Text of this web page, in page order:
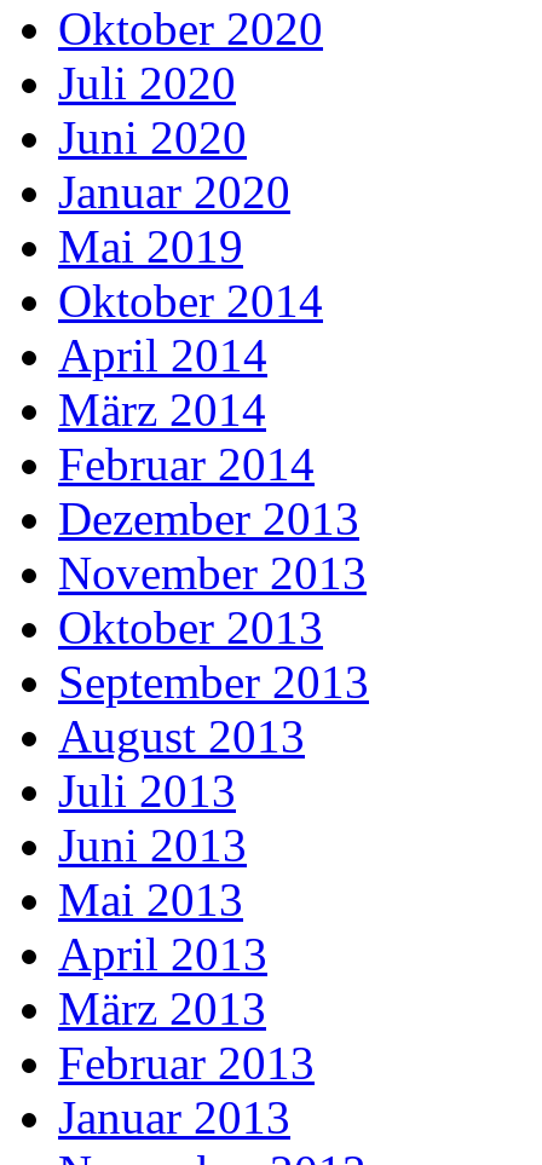
Oktober 2020
Juli 2020
Juni 2020
Januar 2020
Mai 2019
Oktober 2014
April 2014
März 2014
Februar 2014
Dezember 2013
November 2013
Oktober 2013
September 2013
August 2013
Juli 2013
Juni 2013
Mai 2013
April 2013
März 2013
Februar 2013
Januar 2013